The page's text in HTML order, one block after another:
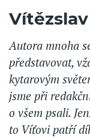
Autora mnoha
představovat,
kytarovým
jsme při
o všem psali.
to Víťovi patří